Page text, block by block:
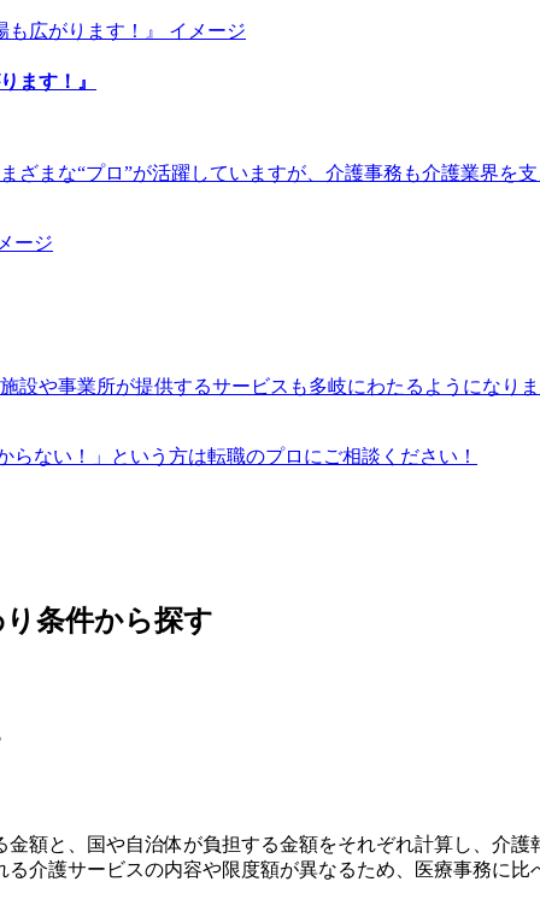
ます！』
ざまな“プロ”が活躍していますが、介護事務も介護業界を
設や事業所が提供するサービスも多岐にわたるようになり
らない！」という方は転職のプロにご相談ください！
条件から探す
額と、国や自治体が負担する金額をそれぞれ計算し、介
介護サービスの内容や限度額が異なるため、医療事務に